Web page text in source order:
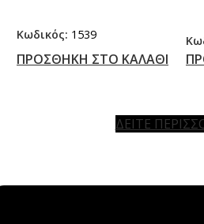
Κωδικός: 1539
ΠΡΟΣΘΗΚΗ ΣΤΟ ΚΑΛΑΘΙ
ΔΕΙΤΕ